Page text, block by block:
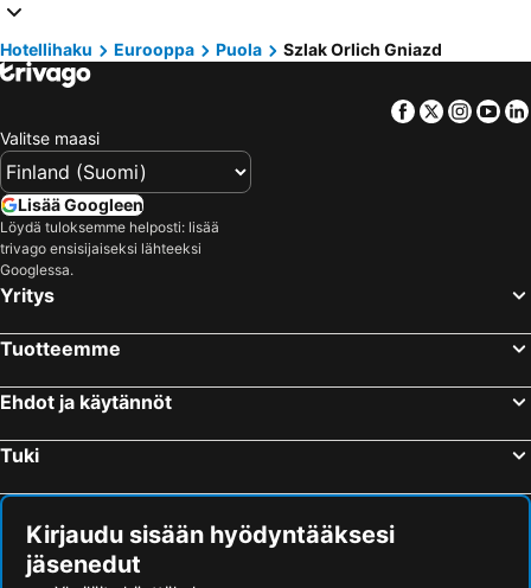
Hotellit – Santorini Saari
Hotellit – Viro
Hotellit – Espanja
Hotellit – Kypros
Hotellit – Lofoten
Hotellit – Ylläs
Hotellit – Kroatia
Hotellihaku Eurooppa Puola Szlak Orlich Gniazd
Facebook
Twitter
Valitse maasi
Lisää Googleen
Löydä tuloksemme helposti: lisää
trivago ensisijaiseksi lähteeksi
Googlessa.
Yritys
Tuotteemme
Ehdot ja käytännöt
Tuki
Kirjaudu sisään hyödyntääksesi
jäsenedut